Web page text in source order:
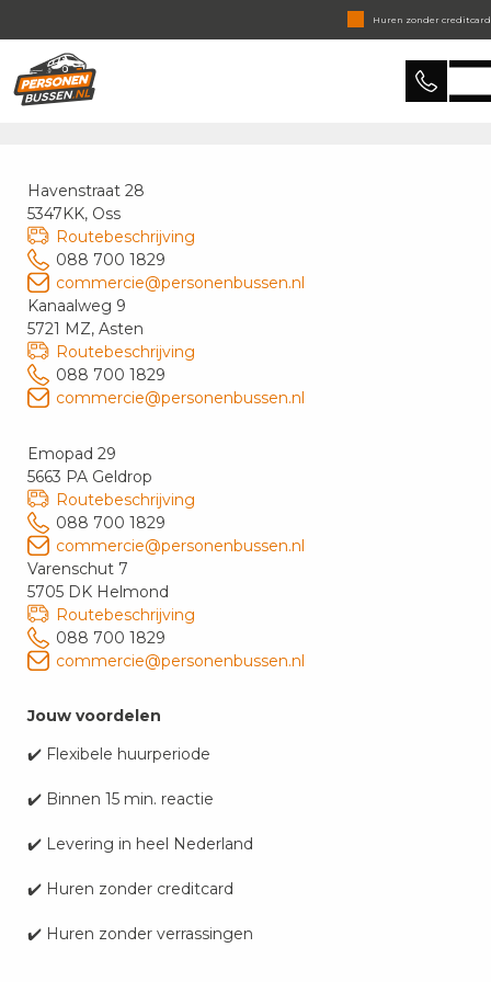
Huren zonder creditcard
Binnen 15 min. reactie
Huren zonder verrassingen
Levering in heel Nederland
Havenstraat 28
5347KK, Oss
Routebeschrijving
088 700 1829
commercie@personenbussen.nl
Kanaalweg 9
5721 MZ, Asten
Routebeschrijving
088 700 1829
commercie@personenbussen.nl
Emopad 29
5663 PA Geldrop
Routebeschrijving
088 700 1829
commercie@personenbussen.nl
Varenschut 7
5705 DK Helmond
Routebeschrijving
088 700 1829
commercie@personenbussen.nl
Jouw voordelen
✔️ Flexibele huurperiode
✔️ Binnen 15 min. reactie
✔️ Levering in heel Nederland
✔️ Huren zonder creditcard
✔️ Huren zonder verrassingen